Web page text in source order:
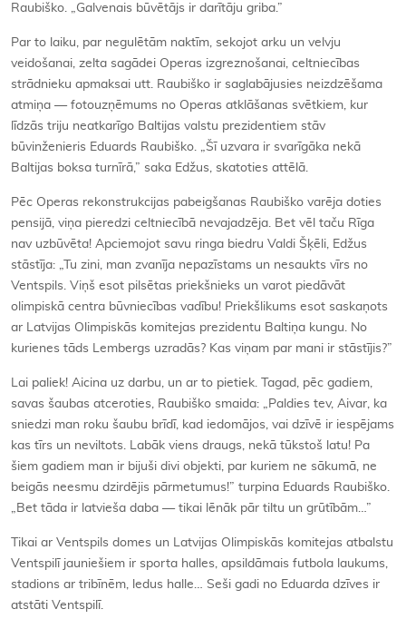
Raubiško. „Galvenais būvētājs ir darītāju griba.”
Par to laiku, par negulētām naktīm, sekojot arku un velvju
veidošanai, zelta sagādei Operas izgreznošanai, celtniecības
strādnieku apmaksai utt. Raubiško ir saglabājusies neizdzēšama
atmiņa — fotouzņēmums no Operas atklāšanas svētkiem, kur
līdzās triju neatkarīgo Baltijas valstu prezidentiem stāv
būvinženieris Eduards Raubiško. „Šī uzvara ir svarīgāka nekā
Baltijas boksa turnīrā,” saka Edžus, skatoties attēlā.
Pēc Operas rekonstrukcijas pabeigšanas Raubiško varēja doties
pensijā, viņa pieredzi celtniecībā nevajadzēja. Bet vēl taču Rīga
nav uzbūvēta! Apciemojot savu ringa biedru Valdi Šķēli, Edžus
stāstīja: „Tu zini, man zvanīja nepazīstams un nesaukts vīrs no
Ventspils. Viņš esot pilsētas priekšnieks un varot piedāvāt
olimpiskā centra būvniecības vadību! Priekšlikums esot saskaņots
ar Latvijas Olimpiskās komitejas prezidentu Baltiņa kungu. No
kurienes tāds Lembergs uzradās? Kas viņam par mani ir stāstījis?”
Lai paliek! Aicina uz darbu, un ar to pietiek. Tagad, pēc gadiem,
savas šaubas atceroties, Raubiško smaida: „Paldies tev, Aivar, ka
sniedzi man roku šaubu brīdī, kad iedomājos, vai dzīvē ir iespējams
kas tīrs un neviltots. Labāk viens draugs, nekā tūkstoš latu! Pa
šiem gadiem man ir bijuši divi objekti, par kuriem ne sākumā, ne
beigās neesmu dzirdējis pārmetumus!” turpina Eduards Raubiško.
„Bet tāda ir latvieša daba — tikai lēnāk pār tiltu un grūtībām…”
Tikai ar Ventspils domes un Latvijas Olimpiskās komitejas atbalstu
Ventspilī jauniešiem ir sporta halles, apsildāmais futbola laukums,
stadions ar tribīnēm, ledus halle… Seši gadi no Eduarda dzīves ir
atstāti Ventspilī.